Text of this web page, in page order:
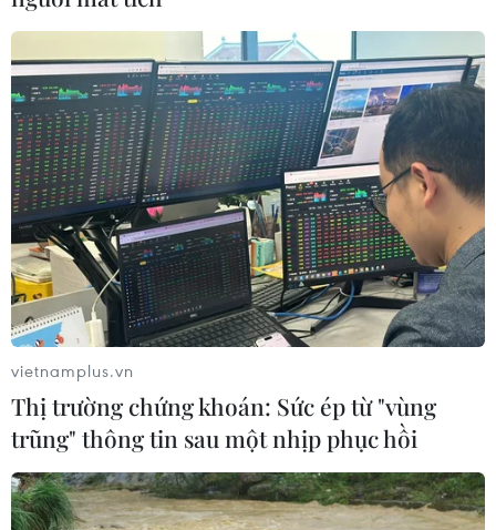
vietnamplus.vn
Thị trường chứng khoán: Sức ép từ "vùng
trũng" thông tin sau một nhịp phục hồi